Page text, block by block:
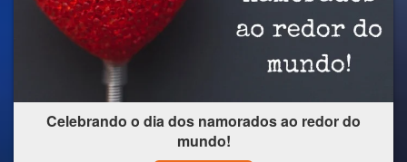
Celebrando o dia dos namorados ao redor do
mundo!